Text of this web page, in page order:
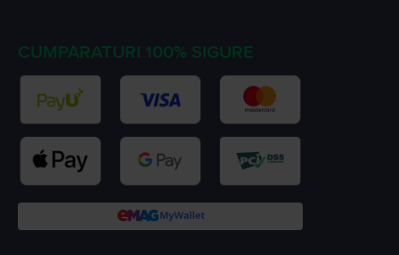
CUMPARATURI 100% SIGURE